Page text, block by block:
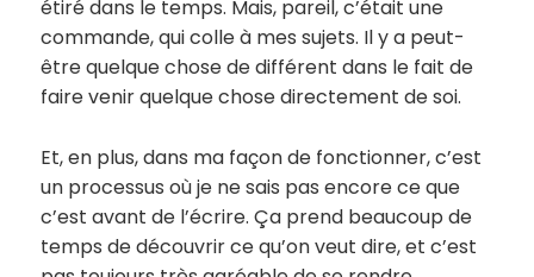
étiré dans le temps. Mais, pareil, c’était une
commande, qui colle à mes sujets. Il y a peut-
être quelque chose de différent dans le fait de
faire venir quelque chose directement de soi.
Et, en plus, dans ma façon de fonctionner, c’est
un processus où je ne sais pas encore ce que
c’est avant de l’écrire. Ça prend beaucoup de
temps de découvrir ce qu’on veut dire, et c’est